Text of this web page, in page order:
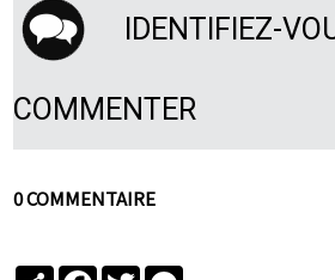
IDENTIFIEZ-
COMMENTER
0 COMMENTAIRE
PartagerFacebook
Twitter